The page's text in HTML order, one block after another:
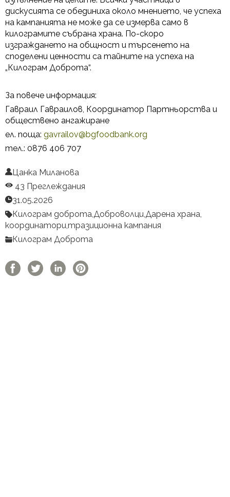
дискусията се обединиха около мнението, че успеха
на кампанията не може да се измерва само в
килограмите събрана храна. По-скоро
изграждането на общност и търсенето на
споделени ценности са тайните на успеха на
„Килограм Доброта“.
За повече информация:
Гавраил Гавраилов, Координатор Партньорства и
обществено ангажиране
ел. поща: gavrailov@bgfoodbank.org
тел.: 0876 406 707
Цанка Миланова
43 Преглеждания
31.05.2026
Килограм доброта,Доброволци,Дарена храна,
координатори,тразиционна кампания
Килограм Доброта